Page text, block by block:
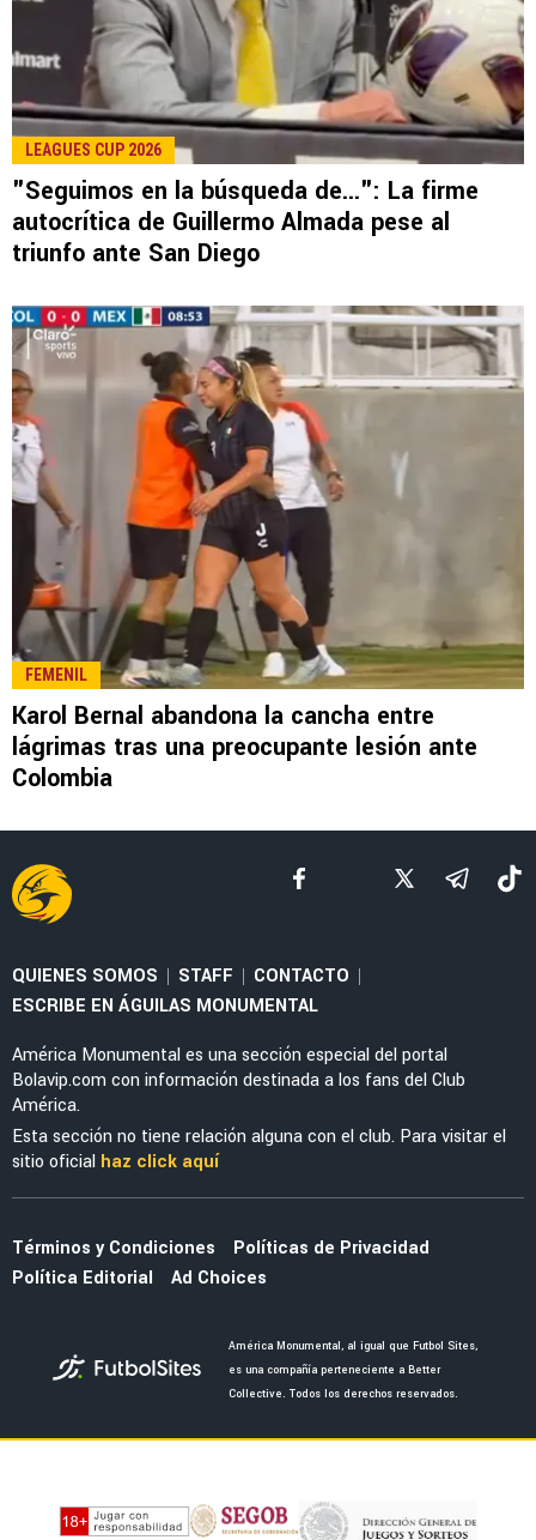
LEAGUES CUP 2026
"Seguimos en la búsqueda de...": La firme
autocrítica de Guillermo Almada pese al
triunfo ante San Diego
FEMENIL
Karol Bernal abandona la cancha entre
lágrimas tras una preocupante lesión ante
Colombia
QUIENES SOMOS | STAFF | CONTACTO |
ESCRIBE EN ÁGUILAS MONUMENTAL
América Monumental es una sección especial del portal
Bolavip.com con información destinada a los fans del Club
América.
Esta sección no tiene relación alguna con el club. Para visitar el
sitio oficial haz click aquí
Términos y Condiciones
Políticas de Privacidad
Política Editorial
Ad Choices
América Monumental, al igual que Futbol Sites,
es una compañía perteneciente a Better
Collective. Todos los derechos reservados.